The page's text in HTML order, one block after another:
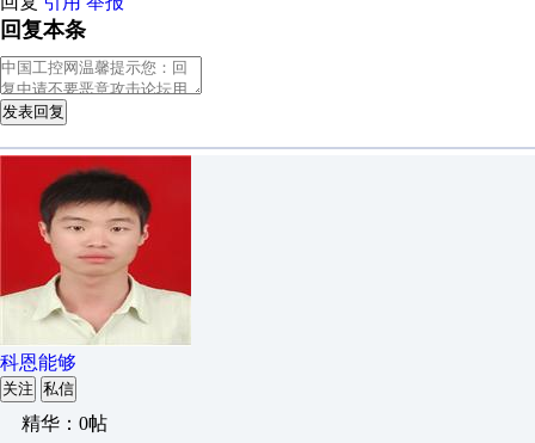
回复本条
发表回复
科恩能够
关注 私信
精华：0帖